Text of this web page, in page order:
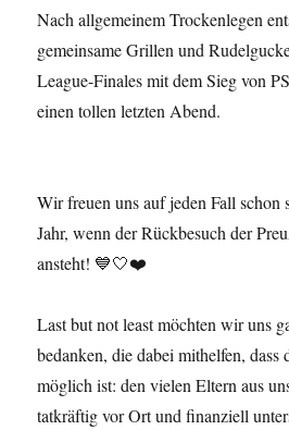
Nach allgemeinem Trockenlegen
gemeinsame Grillen und
League-Finales mit dem Sieg von
einen tollen letzten Abend.
Wir freuen uns auf jeden Fall schon
Jahr, wenn der Rückbesuch der
ansteht! 💙🤍❤️
Last but not least möchten wir uns
bedanken, die dabei mithelfen, dass
möglich ist: den vielen Eltern aus
tatkräftig vor Ort und finanziell